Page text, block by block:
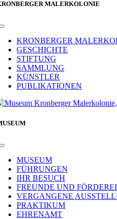
MALERKOLONIE
Toggle
NavigationKRONBERGER
GESCHICHTE
STIFTUNG
SAMMLUNG
KÜNSTLER
PUBLIKATIONEN
Toggle
NavigationMUSEUM
FÜHRUNGEN
IHR BESUCH
FREUNDE UND
VERGANGENE
PRAKTIKUM
EHRENAMT